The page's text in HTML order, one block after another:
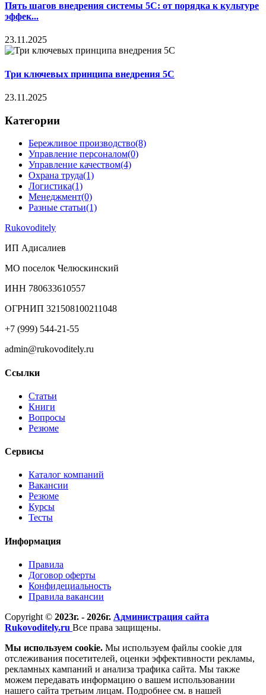
Пять шагов внедрения системы 5С: от порядка к культуре
эффек...
23.11.2025
Три ключевых принципа внедрения 5С
23.11.2025
Категории
Бережливое производство(8)
Управление персоналом(0)
Управление качеством(4)
Охрана труда(1)
Логистика(1)
Менеджмент(0)
Разные статьи(1)
Rukovoditely
ИП Адисалиев
МО поселок Челюскинский
ИНН 780633610557
ОГРНИП 321508100211048
+7 (999) 544-21-55
admin@rukovoditely.ru
Ссылки
Статьи
Книги
Вопросы
Резюме
Сервисы
Каталог компаний
Вакансии
Резюме
Курсы
Тесты
Информация
Правила
Договор оферты
Конфидециальность
Правила вакансии
Copyright © 2023г. - 2026г. Администрация сайта
Rukovoditely.ru Все права защищены.
Мы используем cookie. Мы используем файлы cookie для
отслеживания посетителей, оценки эффективности рекламы,
рекламных кампаний и анализа трафика сайта. Мы также
можем передавать информацию о вашем использовании
нашего сайта третьим лицам. Подробнее см. в нашей